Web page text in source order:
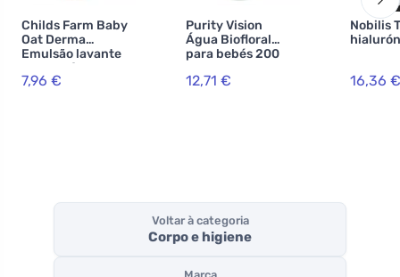
Childs Farm Baby
Oat Derma
Emulsão lavante
sem perfume 250
ml
7,96 €
Purity Vision
Água Biofloral
para bebés 200
12,71 €
Nobilis
16,36 €
Voltar à categoria
Corpo e higiene